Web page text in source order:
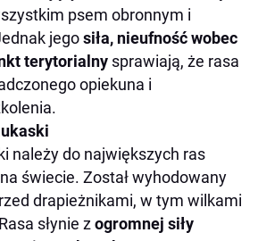
psem obronnym i
jegosiła, nieufność wobec
terytorialny sprawiają, że rasa
opiekuna i
należy do największych ras
świecie. Został wyhodowany
drapieżnikami, w tym wilkami
słynie zogromnej siły